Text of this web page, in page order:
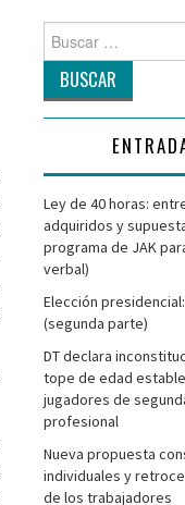
Buscar
por:
Ley de 40 horas:
adquiridos y
programa de JAK
verbal)
Elección
(segunda parte)
DT declara
tope de edad
jugadores de
profesional
Nueva propuesta
individuales y
de los trabajadores